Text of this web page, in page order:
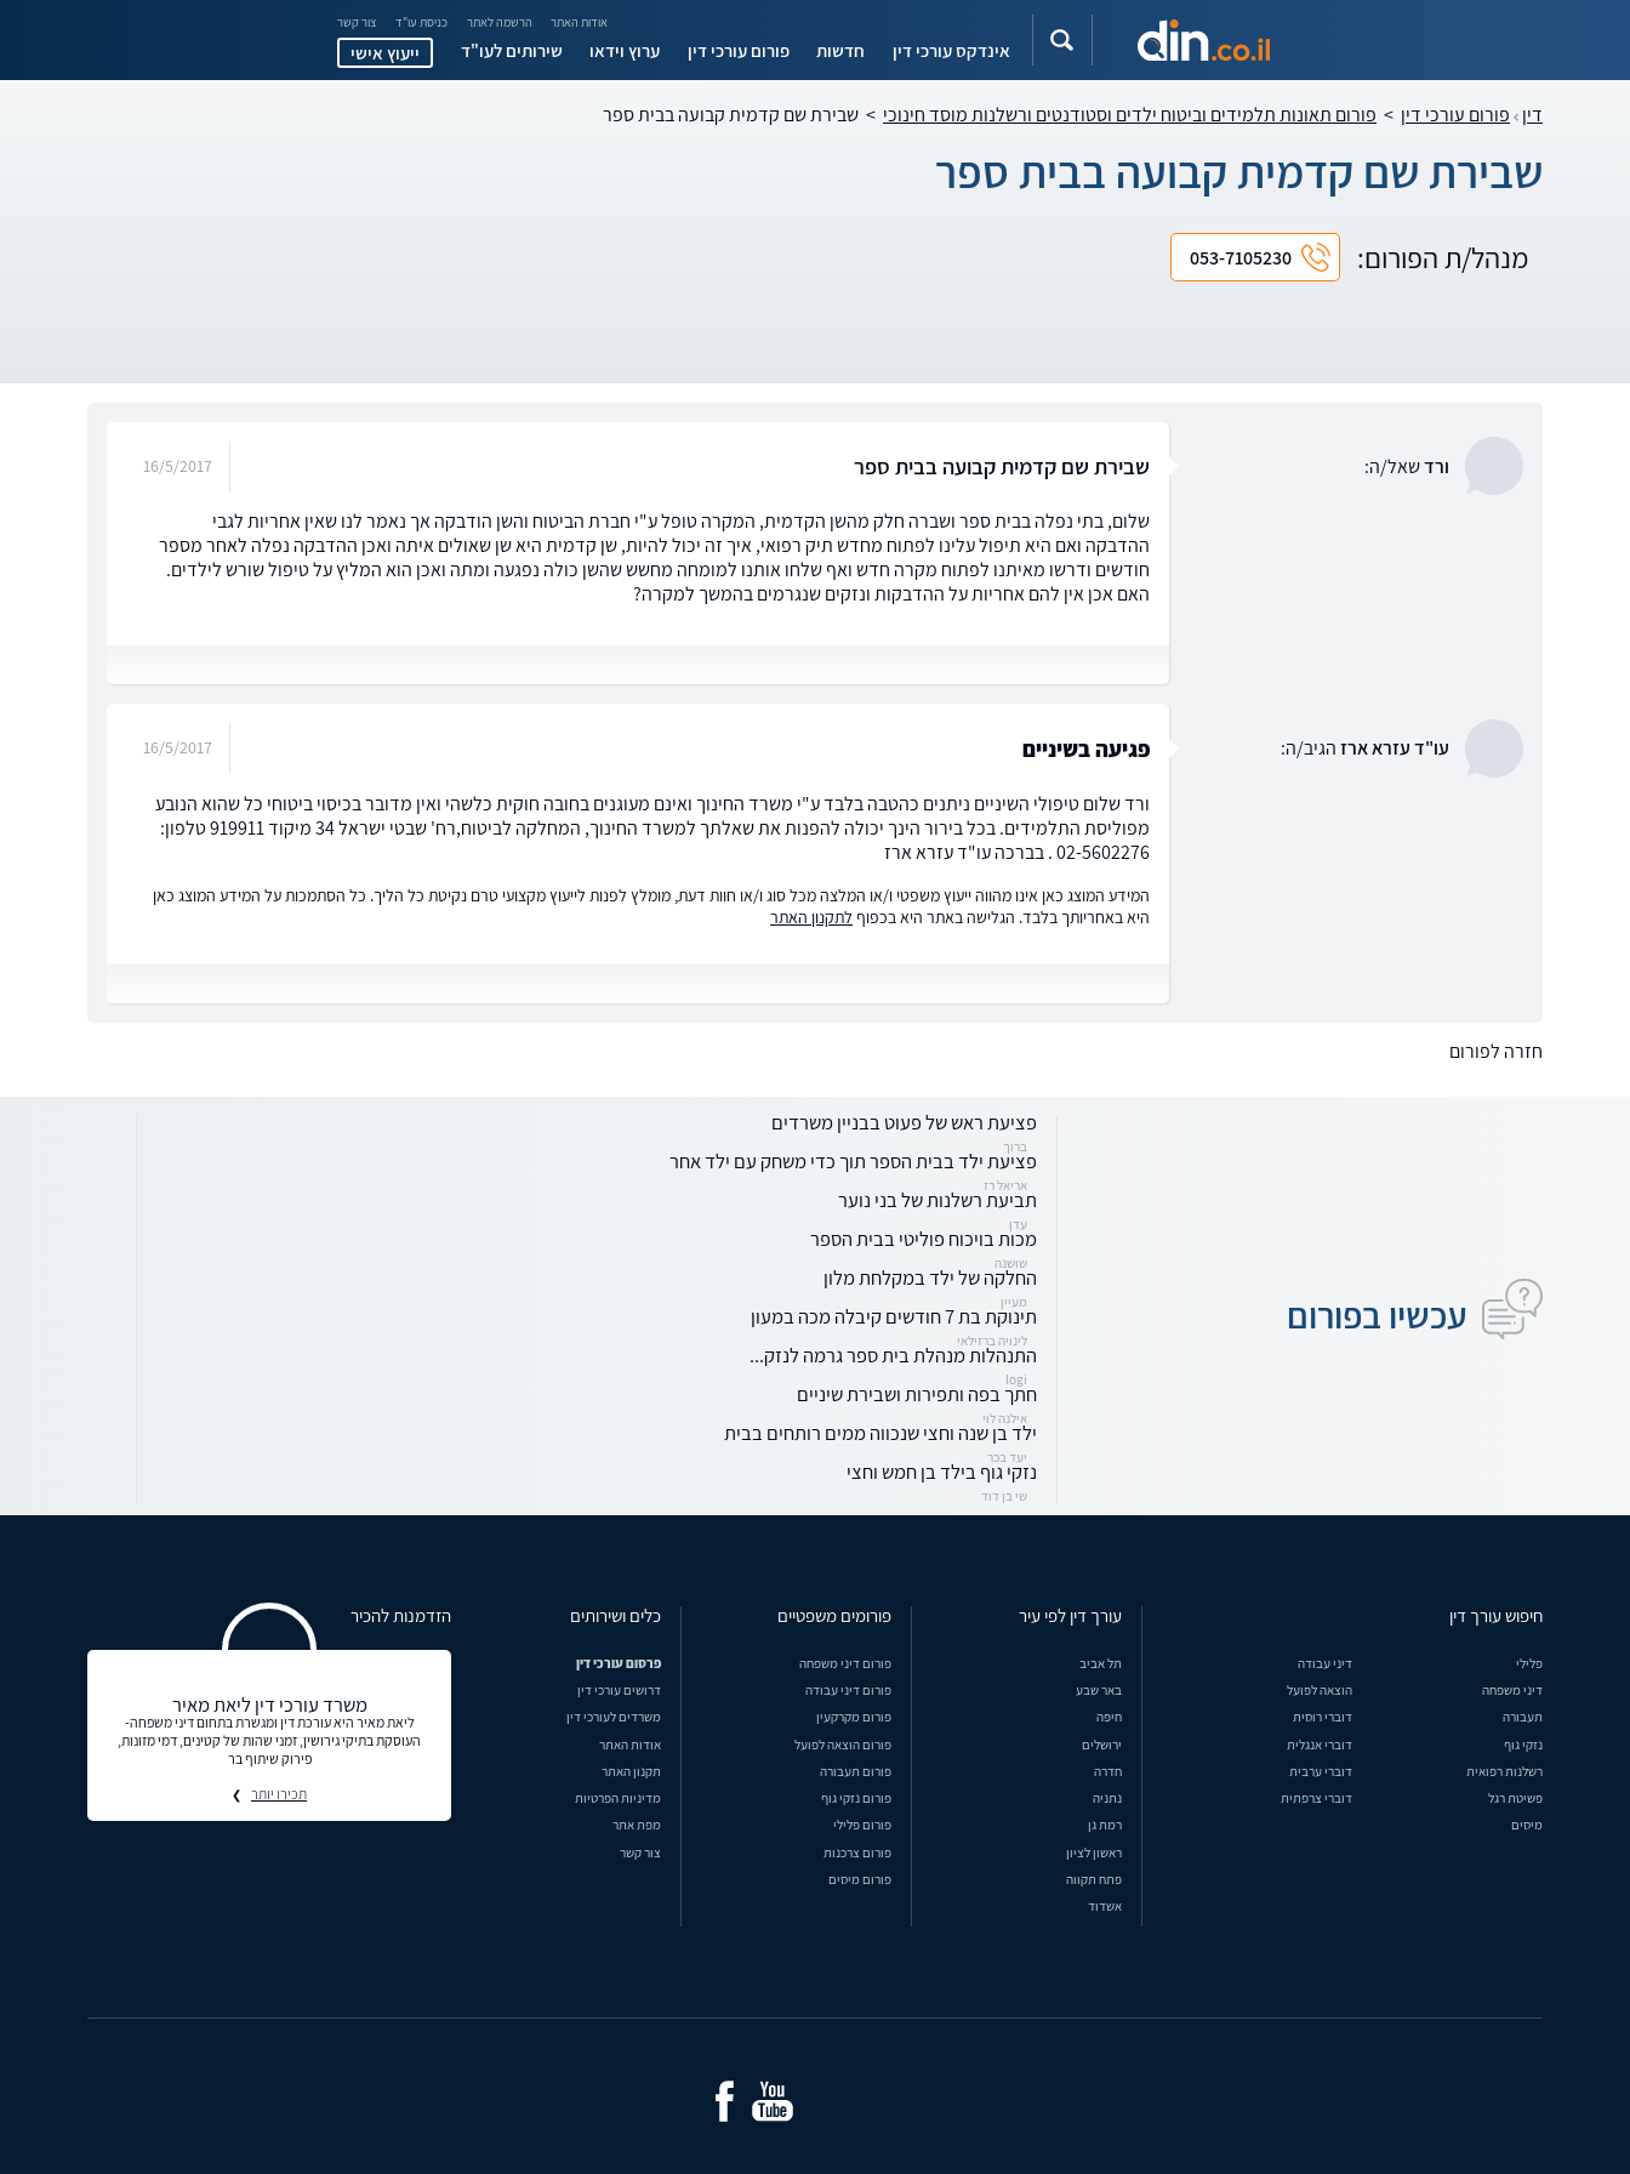
אודות האתר הרשמה לאתר כניסת עו"ד צור קשר
אינדקס עורכי דין חדשות פורום עורכי דין ערוץ וידאו שירותים לעו"ד ייעוץ אישי
דין פורום עורכי דין > פורום תאונות תלמידים וביטוח ילדים וסטודנטים ורשלנות מוסד חינוכי > שבירת שם קדמית קבועה בבית ספר
שבירת שם קדמית קבועה בבית ספר
מנהל/ת הפורום: 053-7105230
ורדשאל/ה: שבירת שם קדמית קבועה בבית ספר 16/5/2017
שלום, בתי נפלה בבית ספר ושברה חלק מהשן הקדמית, המקרה טופל ע"י חברת הביטוח והשן הודבקה אך נאמר לנו שאין אחריות לגבי
ההדבקה ואם היא תיפול עלינו לפתוח מחדש תיק רפואי, איך זה יכול להיות, שן קדמית היא שן שאולים איתה ואכן ההדבקה נפלה לאחר מספר
חודשים ודרשו מאיתנו לפתוח מקרה חדש ואף שלחו אותנו למומחה מחשש שהשן כולה נפגעה ומתה ואכן הוא המליץ על טיפול שורש לילדים.
האם אכן אין להם אחריות על ההדבקות ונזקים שנגרמים בהמשך למקרה?
עו"ד עזרא ארזהגיב/ה: פגיעה בשיניים 16/5/2017
ורד שלום טיפולי השיניים ניתנים כהטבה בלבד ע"י משרד החינוך ואינם מעוגנים בחובה חוקית כלשהי ואין מדובר בכיסוי ביטוחי כל שהוא הנובע
מפוליסת התלמידים. בכל בירור הינך יכולה להפנות את שאלתך למשרד החינוך, המחלקה לביטוח,רח' שבטי ישראל 34 מיקוד 919911 טלפון:
02-5602276 . בברכה עו"ד עזרא ארז
המידע המוצג כאן אינו מהווה ייעוץ משפטי ו/או המלצה מכל סוג ו/או חוות דעת, מומלץ לפנות לייעוץ מקצועי טרם נקיטת כל הליך. כל הסתמכות על המידע המוצג כאן
היא באחריותך בלבד. הגלישה באתר היא בכפוף לתקנון האתר
חזרה לפורום
עכשיו בפורום
פציעת ראש של פעוט בבניין משרדים
ברוך
פציעת ילד בבית הספר תוך כדי משחק עם ילד אחר
אריאל רז
תביעת רשלנות של בני נוער
עדן
מכות בויכוח פוליטי בבית הספר
שושנה
החלקה של ילד במקלחת מלון
מעיין
תינוקת בת 7 חודשים קיבלה מכה במעון
לינויה ברזילאי
התנהלות מנהלת בית ספר גרמה לנזק...
logi
חתך בפה ותפירות ושבירת שיניים
אילנה לוי
ילד בן שנה וחצי שנכווה ממים רותחים בבית
יעד בכר
נזקי גוף בילד בן חמש וחצי
שי בן דוד
חיפוש עורך דין
פלילי
דיני עבודה
דיני משפחה
הוצאה לפועל
תעבורה
דוברי רוסית
נזקי גוף
דוברי אנגלית
רשלנות רפואית
דוברי ערבית
פשיטת רגל
דוברי צרפתית
מיסים
עורך דין לפי עיר
תל אביב
באר שבע
חיפה
ירושלים
חדרה
נתניה
רמת גן
ראשון לציון
פתח תקווה
אשדוד
פורומים משפטיים
פורום דיני משפחה
פורום דיני עבודה
פורום מקרקעין
פורום הוצאה לפועל
פורום תעבורה
פורום נזקי גוף
פורום פלילי
פורום צרכנות
פורום מיסים
כלים ושירותים
פרסום עורכי דין
דרושים עורכי דין
משרדים לעורכי דין
אודות האתר
תקנון האתר
מדיניות הפרטיות
מפת אתר
צור קשר
הזדמנות להכיר
משרד עורכי דין ליאת מאיר
ליאת מאיר היא עורכת דין ומגשרת בתחום דיני משפחה-
העוסקת בתיקי גירושין, זמני שהות של קטינים, דמי מזונות,
פירוק שיתוף בר
תכירו יותר